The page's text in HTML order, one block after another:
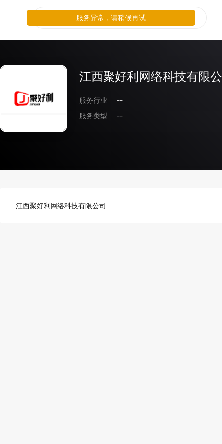
江西聚好利网络科技有限
服务行业
--
服务类型
--
江西聚好利网络科技有限公司
服务异常，请稍候再试